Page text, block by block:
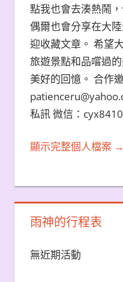
點我也會去湊熱鬧
偶爾也會分享在大
迎收藏文章。 希望
旅遊景點和品嚐過
美好的回憶。 合作
私訊 微信：
顯示完整個人檔案 →
雨神的行程表
無近期活動